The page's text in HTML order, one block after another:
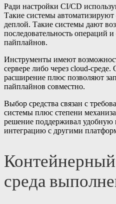
Ради настройки CI/CD
Такие системы
деплой. Такие системы дают
последовательность операций
пайплайнов.
Инструменты имеют
сервере либо через cloud-
расширение плюс позволяют
пайплайнов совместно.
Выбор средства связан с
системы плюс степени
решение поддерживал удобную
интеграцию с другими
среда